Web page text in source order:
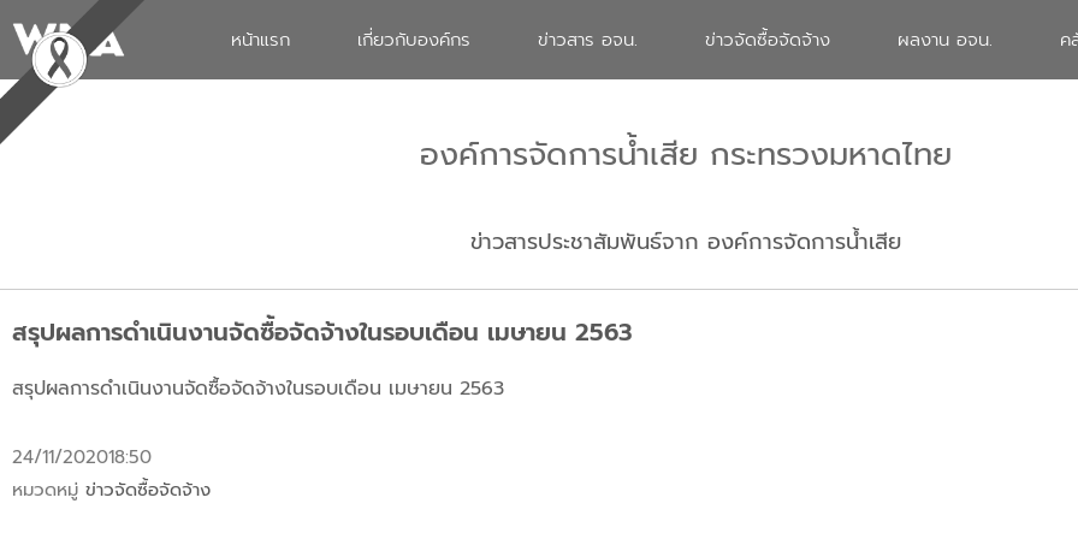
หน้าแรก เกี่ยวกับองค์กร ข่าวสาร อจน. ข่าวจัดซื้อจัดจ้าง ผลงาน อจน. ค
องค์การจัดการน้ำเสีย กระทรวงมหาดไทย
ข่าวสารประชาสัมพันธ์จาก องค์การจัดการน้ำเสีย
สรุปผลการดำเนินงานจัดซื้อจัดจ้างในรอบเดือน เมษายน 2563
สรุปผลการดำเนินงานจัดซื้อจัดจ้างในรอบเดือน เมษายน 2563
24/11/202018:50
หมวดหมู่ ข่าวจัดซื้อจัดจ้าง